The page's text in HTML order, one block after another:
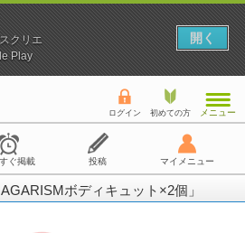
ログイン 初めての方 メニュー
ぐ掲載 投稿 マイメニュー
ボディキュット×2個」
クリエ
Play
開く